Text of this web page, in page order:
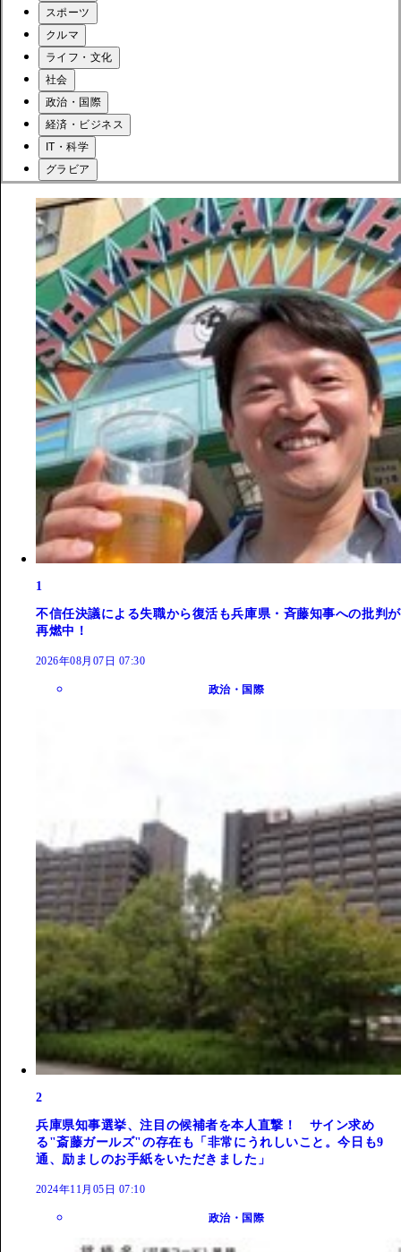
スポーツ
クルマ
ライフ・文化
社会
政治・国際
経済・ビジネス
IT・科学
グラビア
1
不信任決議による失職から復活も兵庫県・斉藤知事への批判が
再燃中！
2026年08月07日 07:30
政治・国際
2
兵庫県知事選挙、注目の候補者を本人直撃！ サイン求め
る"斎藤ガールズ"の存在も「非常にうれしいこと。今日も9
通、励ましのお手紙をいただきました」
2024年11月05日 07:10
政治・国際